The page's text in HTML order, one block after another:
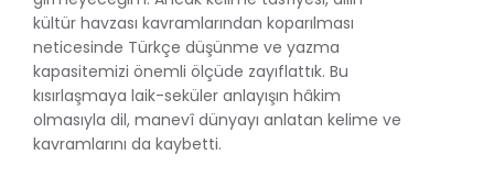
kültür havzası kavramlarından koparılması
neticesinde Türkçe düşünme ve yazma
kapasitemizi önemli ölçüde zayıflattık. Bu
kısırlaşmaya laik-seküler anlayışın hâkim
olmasıyla dil, manevî dünyayı anlatan kelime ve
kavramlarını da kaybetti.